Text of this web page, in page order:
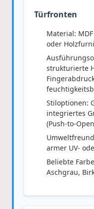
Türfronten
Material:
oder
strukturierte
Stiloptionen:
integriertes
(Push-to-
armer UV-
Beliebte
Aschgrau,